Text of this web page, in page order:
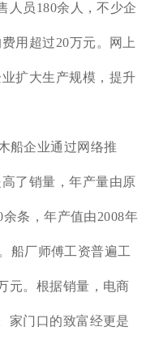
人员180余人，不少企
用超过20万元。网上
扩大生产规模，提升
船企业通过网络推
了销量，年产量由原
条，年产值由2008年
船厂师傅工资普遍工
元。根据销量，电商
家门口的致富经更是